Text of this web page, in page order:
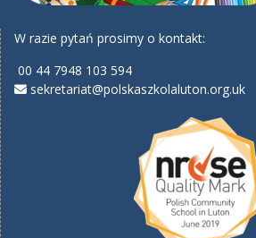
W razie pytań prosimy o kontakt:
00 44 7948 103 594
sekretariat@polskaszkolaluton.org.uk